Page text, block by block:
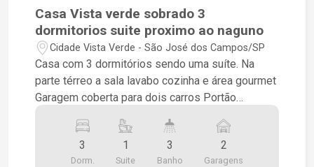
Casa Vista verde sobrado 3
dormitorios suite proximo ao naguno
Cidade Vista Verde - São José dos Campos/SP
Casa com 3 dormitórios sendo uma suíte. Na
parte térreo a sala lavabo cozinha e área gourmet
Garagem coberta para dois carros Portão
maior empreendimento da zona Leste.
3
Dorm.
1
Suite
3
Banho
2
Garagens